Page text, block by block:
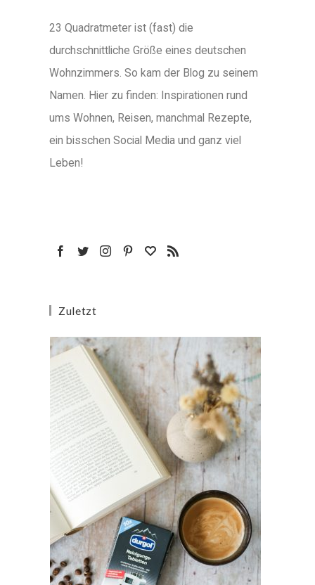
23 Quadratmeter ist (fast) die
durchschnittliche Größe eines deutschen
Wohnzimmers. So kam der Blog zu seinem
Namen. Hier zu finden: Inspirationen rund
ums Wohnen, Reisen, manchmal Rezepte,
ein bisschen Social Media und ganz viel
Leben!
Zuletzt